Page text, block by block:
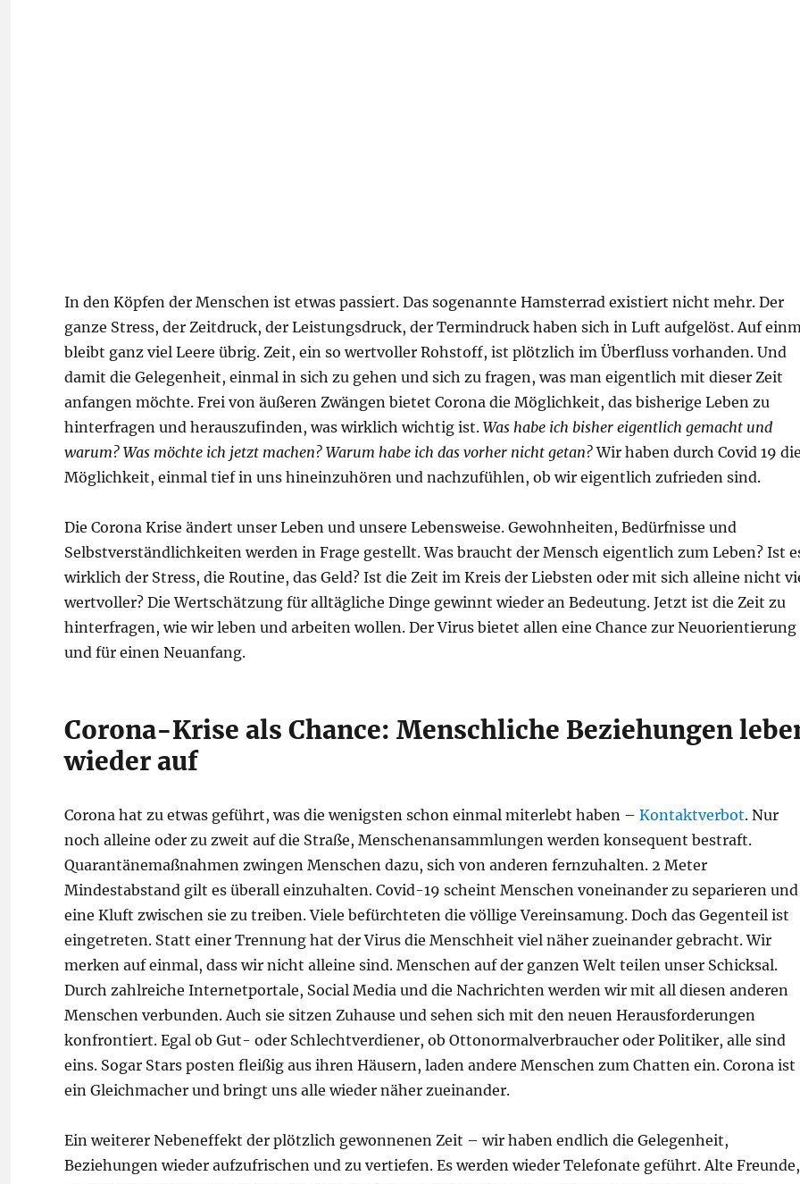
In den Köpfen der Menschen ist etwas passiert. Das sogenannte Hamsterrad existiert nicht mehr. Der
ganze Stress, der Zeitdruck, der Leistungsdruck, der Termindruck haben sich in Luft aufgelöst. Auf
bleibt ganz viel Leere übrig. Zeit, ein so wertvoller Rohstoff, ist plötzlich im Überfluss vorhanden. Und
damit die Gelegenheit, einmal in sich zu gehen und sich zu fragen, was man eigentlich mit dieser Zeit
anfangen möchte. Frei von äußeren Zwängen bietet Corona die Möglichkeit, das bisherige Leben zu
hinterfragen und herauszufinden, was wirklich wichtig ist. Was habe ich bisher eigentlich gemacht und
warum? Was möchte ich jetzt machen? Warum habe ich das vorher nicht getan?Wir haben durch Covid 19
Möglichkeit, einmal tief in uns hineinzuhören und nachzufühlen, ob wir eigentlich zufrieden sind.
Die Corona Krise ändert unser Leben und unsere Lebensweise. Gewohnheiten, Bedürfnisse und
Selbstverständlichkeiten werden in Frage gestellt. Was braucht der Mensch eigentlich zum Leben? Ist
wirklich der Stress, die Routine, das Geld? Ist die Zeit im Kreis der Liebsten oder mit sich alleine nicht
wertvoller? Die Wertschätzung für alltägliche Dinge gewinnt wieder an Bedeutung. Jetzt ist die Zeit zu
hinterfragen, wie wir leben und arbeiten wollen. Der Virus bietet allen eine Chance zur Neuorientierung
und für einen Neuanfang.
Corona-Krise als Chance: Menschliche Beziehungen
wieder auf
Corona hat zu etwas geführt, was die wenigsten schon einmal miterlebt haben – Kontaktverbot. Nur
noch alleine oder zu zweit auf die Straße, Menschenansammlungen werden konsequent bestraft.
Quarantänemaßnahmen zwingen Menschen dazu, sich von anderen fernzuhalten. 2 Meter
Mindestabstand gilt es überall einzuhalten. Covid-19 scheint Menschen voneinander zu separieren und
eine Kluft zwischen sie zu treiben. Viele befürchteten die völlige Vereinsamung. Doch das Gegenteil ist
eingetreten. Statt einer Trennung hat der Virus die Menschheit viel näher zueinander gebracht. Wir
merken auf einmal, dass wir nicht alleine sind. Menschen auf der ganzen Welt teilen unser Schicksal.
Durch zahlreiche Internetportale, Social Media und die Nachrichten werden wir mit all diesen anderen
Menschen verbunden. Auch sie sitzen Zuhause und sehen sich mit den neuen Herausforderungen
konfrontiert. Egal ob Gut- oder Schlechtverdiener, ob Ottonormalverbraucher oder Politiker, alle sind
eins. Sogar Stars posten fleißig aus ihren Häusern, laden andere Menschen zum Chatten ein. Corona ist
ein Gleichmacher und bringt uns alle wieder näher zueinander.
Ein weiterer Nebeneffekt der plötzlich gewonnenen Zeit – wir haben endlich die Gelegenheit,
Beziehungen wieder aufzufrischen und zu vertiefen. Es werden wieder Telefonate geführt. Alte Freunde,